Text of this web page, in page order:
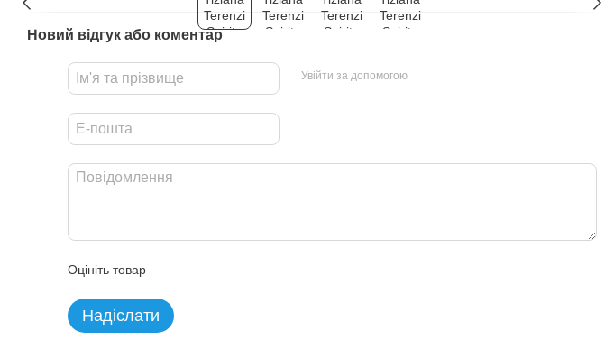
Новий відгук або коментар
Увійти за допомогою
Оцініть товар
Надіслати